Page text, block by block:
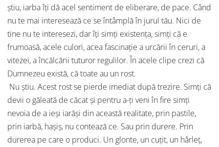
ştiu, iarba îţi dă acel sentiment de eliberare, de pace. Când
nu te mai interesează ce se întâmplă în jurul tău. Nici de
tine nu te interesezi, dar îţi simţi existenţa, simţi că e
frumoasă, acele culori, acea fascinaţie a urcării în ceruri, a
vitezei, a încălcării tuturor regulilor. În acele clipe crezi că
Dumnezeu există, că toate au un rost.
Nu ştiu. Acest rost se pierde imediat după trezire. Simţi că
devii o găleată de căcat şi pentru a-ţi veni în fire simţi
nevoia de a ieşi iarăşi din această realitate, prin pastile,
prin iarbă, haşiş, nu contează ce. Sau prin durere. Prin
durerea pe care o produci. Un glonte, un cuţit, un hârleţ,